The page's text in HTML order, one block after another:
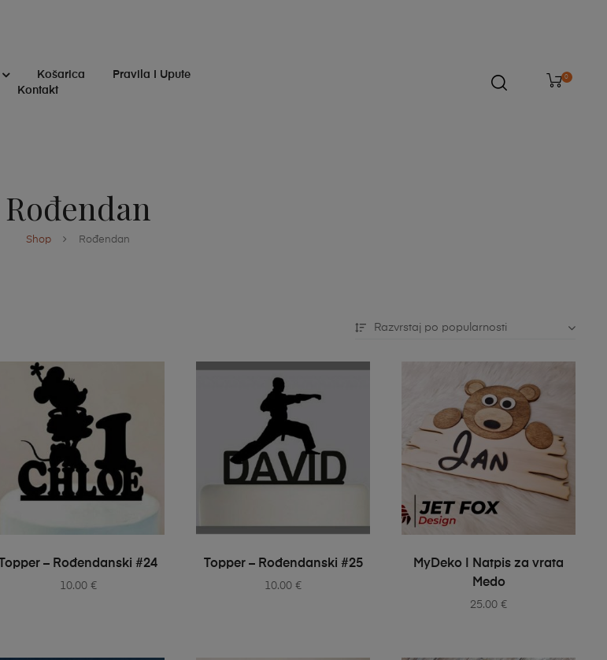
Košarica
Pravila I Upute
Kontakt
0
Shop Rođendan
Rođendan
Razvrstaj po popularnosti
SELECT OPTIONS
Topper – Rođendanski #24
10.00 €
SELECT OPTIONS
Topper – Rođendanski #25
10.00€
SELECT OPTIONS
MyDeko | Natpis za vrata
Medo
25.00€